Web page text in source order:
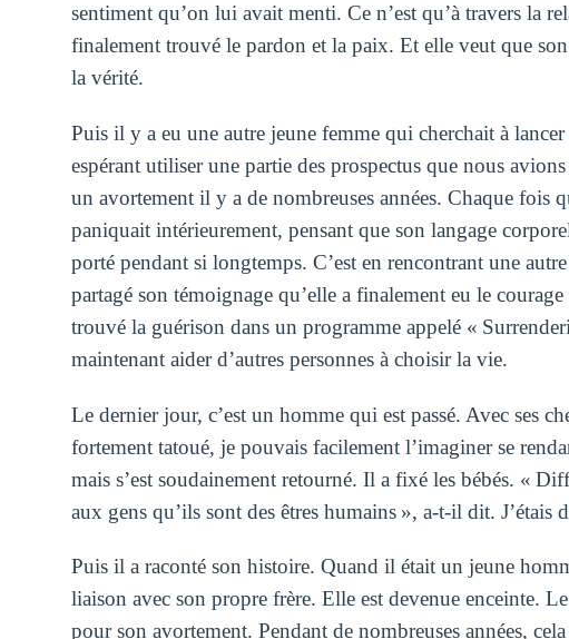
sentiment qu’on lui avait menti. Ce n’est qu’à travers la
finalement trouvé le pardon et la paix. Et elle veut que
la vérité.
Puis il y a eu une autre jeune femme qui cherchait à
espérant utiliser une partie des prospectus que nous
un avortement il y a de nombreuses années. Chaque fois
paniquait intérieurement, pensant que son langage
porté pendant si longtemps. C’est en rencontrant une
partagé son témoignage qu’elle a finalement eu le
trouvé la guérison dans un programme appelé «
maintenant aider d’autres personnes à choisir la vie.
Le dernier jour, c’est un homme qui est passé. Avec ses
fortement tatoué, je pouvais facilement l’imaginer se
mais s’est soudainement retourné. Il a fixé les bébés. «
aux gens qu’ils sont des êtres humains », a-t-il dit. J’étais
Puis il a raconté son histoire. Quand il était un jeune
liaison avec son propre frère. Elle est devenue enceinte.
pour son avortement. Pendant de nombreuses années,